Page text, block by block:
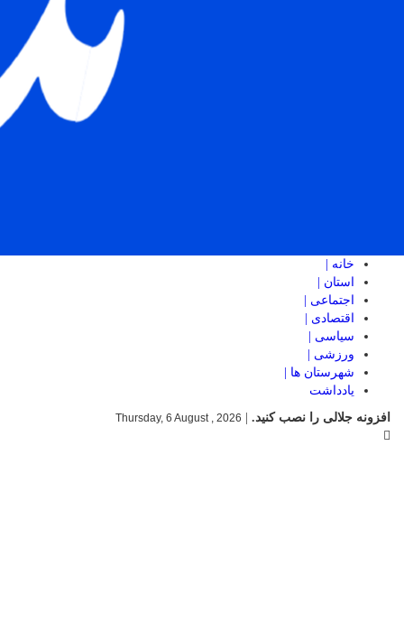
خانه |
استان |
اجتماعی |
اقتصادی |
سیاسی |
ورزشی |
شهرستان ها |
یادداشت
افزونه جلالی را نصب کنید.
Thursday, 6 August , 2026